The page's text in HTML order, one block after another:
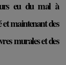
eu du mal à
et maintenant des
murales et des